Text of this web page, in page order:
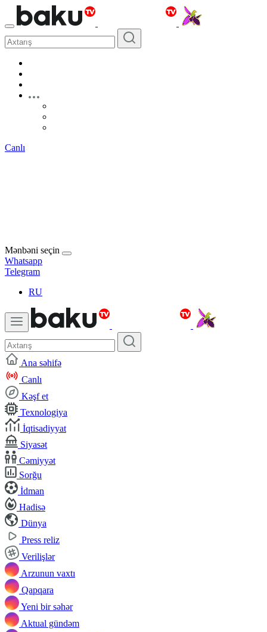
Canlı
Mənbəni seçin
Whatsapp
Telegram
RU
Ana səhifə
Canlı
Kəşf et
Texnologiya
İqtisadiyyat
Siyasət
Cəmiyyət
Sorğu
İdman
Hadisə
Dünya
Press reliz
Verilişlər
Arzunun vaxtı
Qapqara
Yeni bir səhər
Aktual gündəm